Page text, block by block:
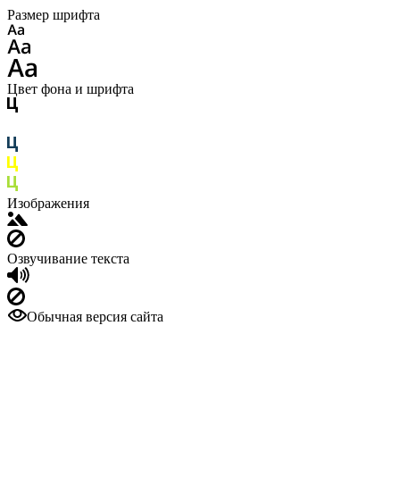
Размер шрифта
Цвет фона и шрифта
Изображения
Озвучивание текста
Обычная версия сайта